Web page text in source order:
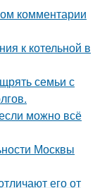
комментарии
к котельной в
семьи с
можно всё
Москвы
его от